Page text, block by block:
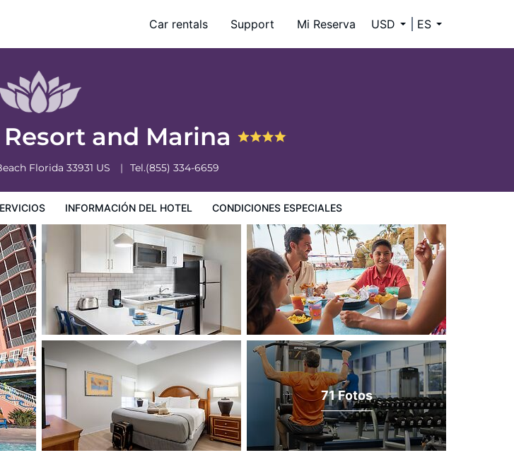
Car rentals Support Mi Reserva USD ES
and Marina
Florida 33931 US Tel.(855) 334-6659
INFORMACIÓN DEL HOTEL CONDICIONES ESPECIALES
71 Fotos